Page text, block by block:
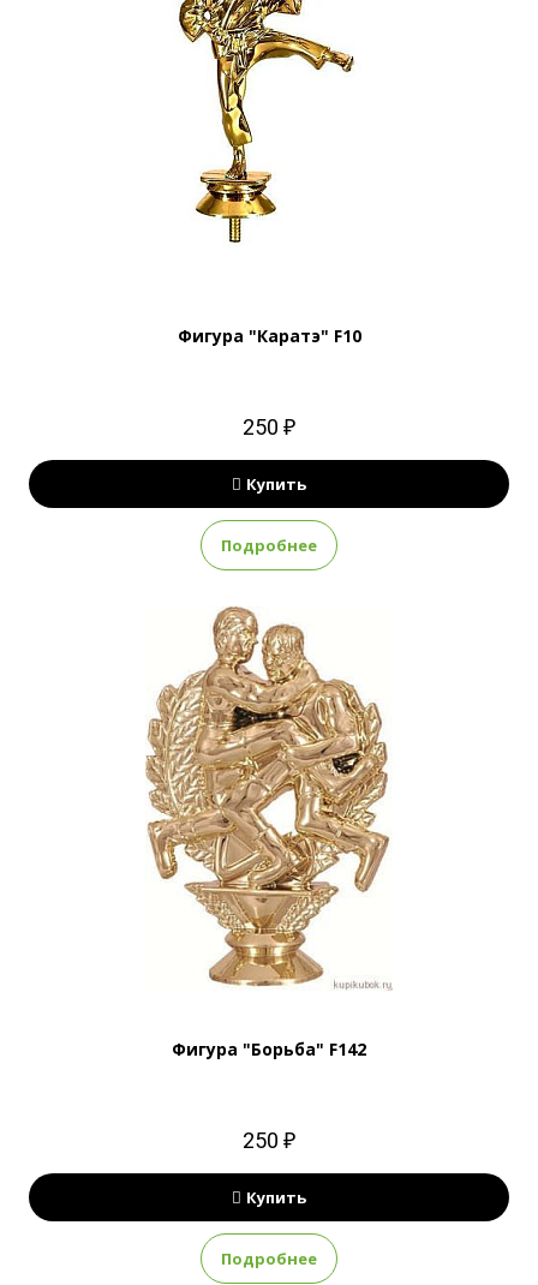
Фигура "Каратэ" F10
250 ₽
Купить
Подробнее
Фигура "Борьба" F142
250 ₽
Купить
Подробнее